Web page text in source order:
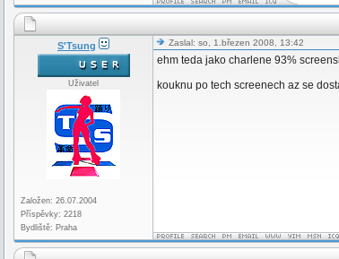
S'Tsung
Uživatel
Založen: 26.07.2004
Příspěvky: 2218
Bydliště: Praha
Zaslal: so, 1.březen 2008, 13:42
ehm teda jako charlene 93%
kouknu po tech screenech az se